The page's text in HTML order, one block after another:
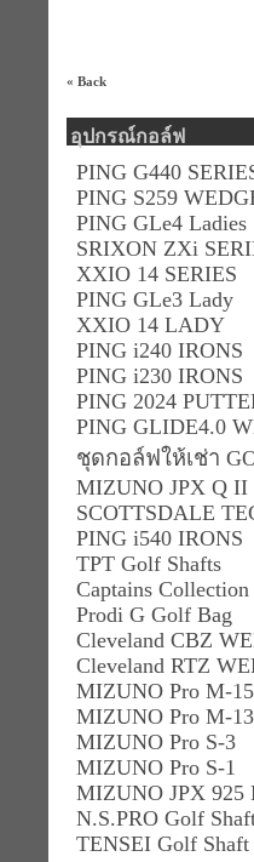
« Back
อุปกรณ์กอล์ฟ
PING G440
PING S259
PING GLe4 Ladies
SRIXON ZXi
XXIO 14 SERIES
PING GLe3 Lady
XXIO 14 LADY
PING i240 IRONS
PING i230 IRONS
PING 2024
PING GLIDE4.0
ชุดกอล์ฟให้เช่า
MIZUNO JPX Q II
SCOTTSDALE
PING i540 IRONS
TPT Golf Shafts
Captains Collection
Prodi G Golf Bag
Cleveland CBZ
Cleveland RTZ
MIZUNO Pro M-15
MIZUNO Pro M-13
MIZUNO Pro S-3
MIZUNO Pro S-1
MIZUNO JPX 925
N.S.PRO Golf
TENSEI Golf Shaft